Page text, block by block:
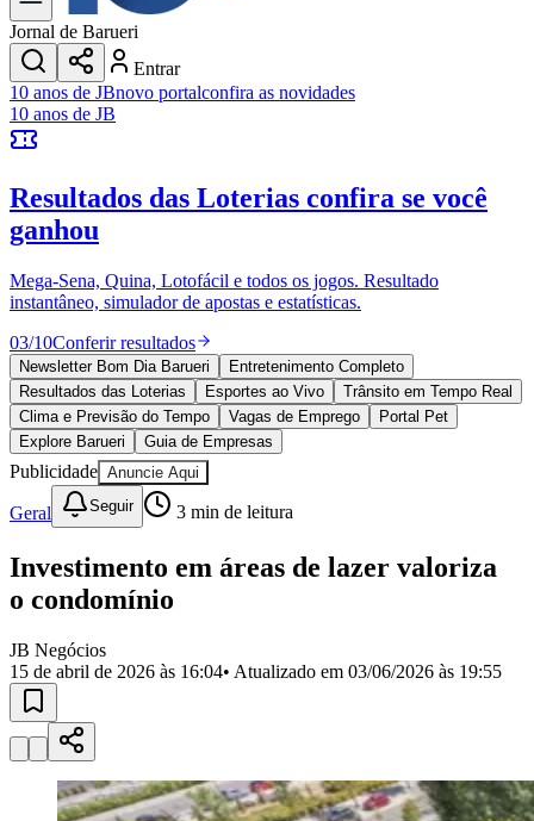
Dia a Dia & Lazer
Transportes
Gastronomia
Cinema & Shows
JogosNovo
Anuncie no Portal
Cadastrar Empresa
Divulgar Vagas
Política
Esportes
Saúde
Segurança
Cultura
Meio Ambiente
Obras
Educação
Bairros de Barueri
Selecione sua regiãoPara notícias da sua região
JubranBelval
VistaCalifórniaCarapicuíbaCentroChácaras MarcoCidades da
Região
Militar
Califórnia Jardim dos Altos
Esperança Jardim Graziela
MutingaJardim ParaísoJardim PaulistaJardim ReginaliceJardim São
Jornal de Barueri
Entrar
10 anos de JBnovo portalconfira as novidades
10 anos de JB
Resultados das Loterias confira se você
ganhou
Mega-Sena, Quina, Lotofácil e todos os jogos. Resultado
instantâneo, simulador de apostas e estatísticas.
03/10Conferir resultados
Newsletter Bom Dia Barueri
Entretenimento Completo
Resultados das Loterias
Esportes ao Vivo
Trânsito em Tempo Real
Clima e Previsão do Tempo
Vagas de Emprego
Portal Pet
Explore Barueri
Guia de Empresas
Publicidade Anuncie Aqui
Geral Seguir 3 min de leitura
Investimento em áreas de lazer valoriza
o condomínio
JB Negócios
15 de abril de 2026 às 16:04• Atualizado em 03/06/2026 às 19:55